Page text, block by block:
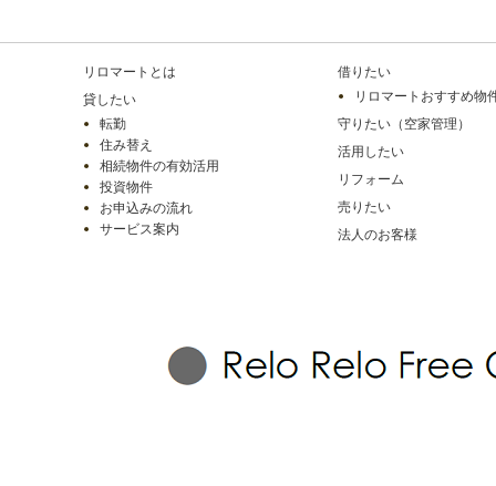
リロマートとは
貸したい
転勤
住み替え
相続物件の有効活用
投資物件
お申込みの流れ
サービス案内
借りたい
リロマートおすすめ物
守りたい（空家管理）
活用したい
リフォーム
売りたい
法人のお客様